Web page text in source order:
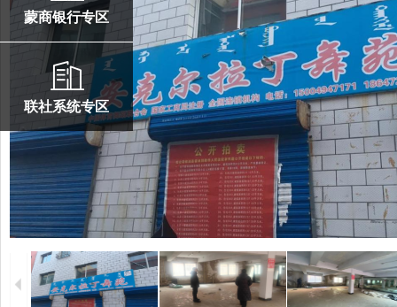
蒙商银行专区
联社系统专区